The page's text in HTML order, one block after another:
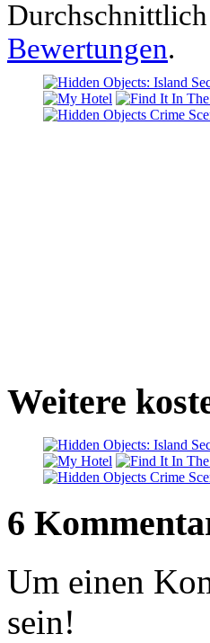
Bewertungen.
Weitere
6
Um einen
sein!